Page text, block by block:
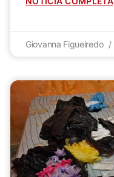
Giovanna Figueiredo